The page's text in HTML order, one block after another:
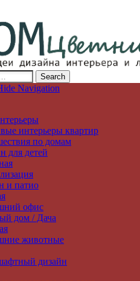
и ландшафта, декор и
Navigation
интерьеры квартир
по домам
для детей
и патио
офис
дом / Дача
животные
дизайн